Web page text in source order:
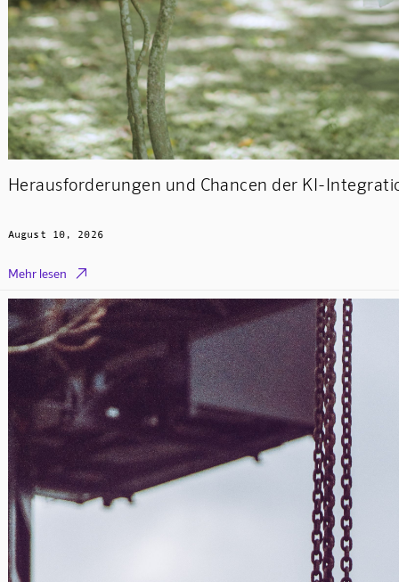
Herausforderungen und Chancen der KI-
August 10, 2026
Mehr lesen 